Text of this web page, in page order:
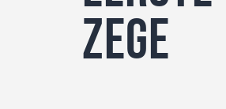
zege